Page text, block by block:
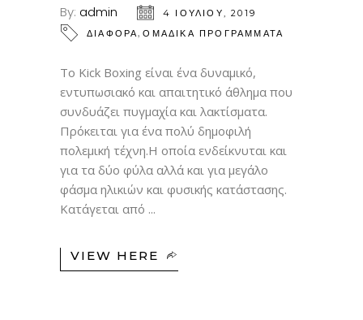
By: admin
4 ΙΟΥΛΊΟΥ, 2019
ΔΙΑΦΟΡΑ,ΟΜΑΔΙΚΑ ΠΡΟΓΡΑΜΜΑΤΑ
Το Kick Boxing είναι ένα δυναμικό,
εντυπωσιακό και απαιτητικό άθλημα που
συνδυάζει πυγμαχία και λακτίσματα.
Πρόκειται για ένα πολύ δημοφιλή
πολεμική τέχνη.Η οποία ενδείκνυται και
για τα δύο φύλα αλλά και για μεγάλο
φάσμα ηλικιών και φυσικής κατάστασης.
Κατάγεται από
VIEW HERE